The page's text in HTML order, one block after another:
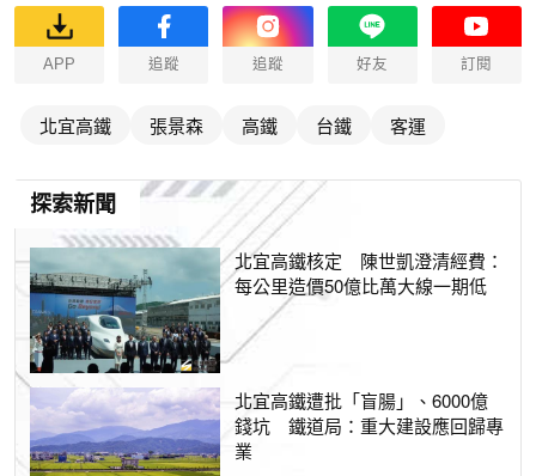
APP 追蹤 追蹤 好友 訂閱
北宜高鐵 張景森 高鐵 台鐵 客運
探索新聞
北宜高鐵核定 陳世凱澄清經費：
每公里造價50億比萬大線一期低
北宜高鐵遭批「盲腸」、6000億
錢坑 鐵道局：重大建設應回歸專
業